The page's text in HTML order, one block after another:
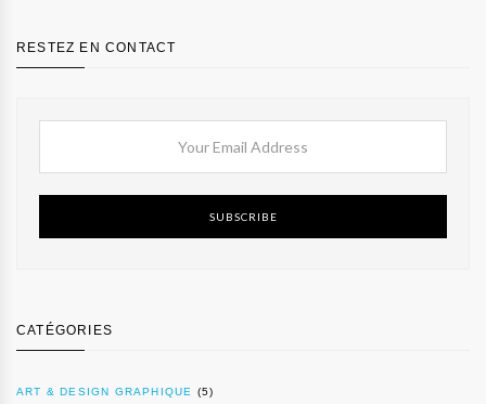
RESTEZ EN CONTACT
SUBSCRIBE
CATÉGORIES
ART & DESIGN GRAPHIQUE (5)